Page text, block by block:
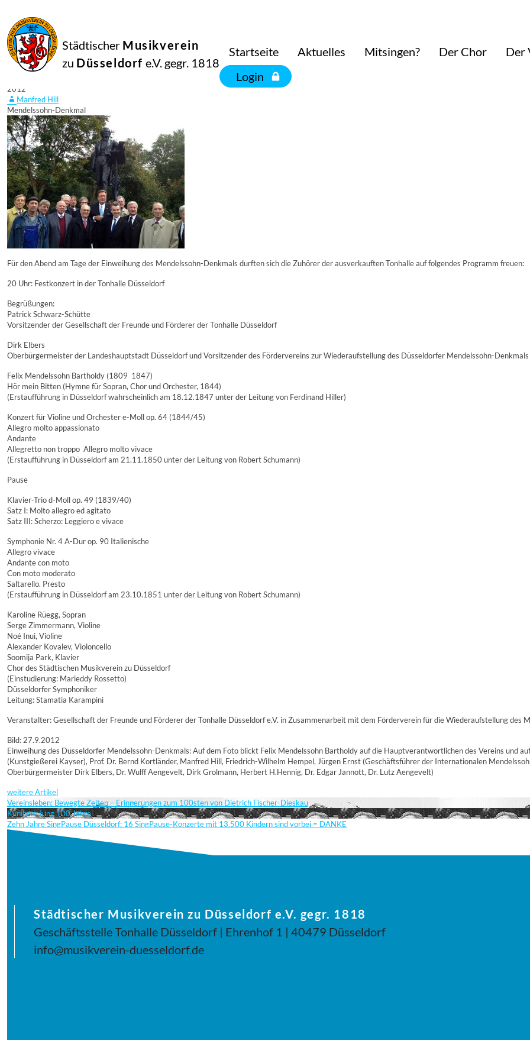
Städtischer Musikverein
zu Düsseldorf e.V. gegr. 1818
Startseite Aktuelles Mitsingen? Der Chor
Der
Login
2012
Manfred Hill
Mendelssohn-Denkmal
Für den Abend am Tage der Einweihung des Mendelssohn-Denkmals durften sich die Zuhörer der ausverkauften Tonhalle auf folgendes Programm freuen:
20 Uhr: Festkonzert in der Tonhalle Düsseldorf
Begrüßungen:
Patrick Schwarz-Schütte
Vorsitzender der Gesellschaft der Freunde und Förderer der Tonhalle Düsseldorf
Dirk Elbers
Oberbürgermeister der Landeshauptstadt Düsseldorf und Vorsitzender des Fördervereins zur Wiederaufstellung des Düsseldorfer Mendelssohn-Denkmals
Felix Mendelssohn Bartholdy (1809  1847)
Hör mein Bitten (Hymne für Sopran, Chor und Orchester, 1844)
(Erstaufführung in Düsseldorf wahrscheinlich am 18.12.1847 unter der Leitung von Ferdinand Hiller)
Konzert für Violine und Orchester e-Moll op. 64 (1844/45)
Allegro molto appassionato
Andante
Allegretto non troppo  Allegro molto vivace
(Erstaufführung in Düsseldorf am 21.11.1850 unter der Leitung von Robert Schumann)
Pause
Klavier-Trio d-Moll op. 49 (1839/40)
Satz I: Molto allegro ed agitato
Satz III: Scherzo: Leggiero e vivace
Symphonie Nr. 4 A-Dur op. 90 Italienische
Allegro vivace
Andante con moto
Con moto moderato
Saltarello. Presto
(Erstaufführung in Düsseldorf am 23.10.1851 unter der Leitung von Robert Schumann)
Karoline Rüegg, Sopran
Serge Zimmermann, Violine
Noé Inui, Violine
Alexander Kovalev, Violoncello
Soomija Park, Klavier
Chor des Städtischen Musikverein zu Düsseldorf
(Einstudierung: Marieddy Rossetto)
Düsseldorfer Symphoniker
Leitung: Stamatia Karampini
Veranstalter: Gesellschaft der Freunde und Förderer der Tonhalle Düsseldorf e.V. in Zusammenarbeit mit dem Förderverein für die Wiederaufstellung des
Bild: 27.9.2012
Einweihung des Düsseldorfer Mendelssohn-Denkmals: Auf dem Foto blickt Felix Mendelssohn Bartholdy auf die Hauptverantwortlichen des Vereins und
(Kunstgießerei Kayser), Prof. Dr. Bernd Kortländer, Manfred Hill, Friedrich-Wilhelm Hempel, Jürgen Ernst (Geschäftsführer der Internationalen
Oberbürgermeister Dirk Elbers, Dr. Wulff Aengevelt, Dirk Grolmann, Herbert H.Hennig, Dr. Edgar Jannott, Dr. Lutz Aengevelt)
weitere Artikel
Vereinsleben: Bewegte Zeiten – Erinnerungen zum 100sten von Dietrich Fischer-Dieskau
Kunibert Jung 100 Jahre
Zehn Jahre SingPause Düsseldorf: 16 SingPause-Konzerte mit 13.500 Kindern sind vorbei = DANKE
Städtischer Musikverein zu Düsseldorf e.V. gegr. 1818
Geschäftsstelle Tonhalle Düsseldorf | Ehrenhof 1 | 40479 Düsseldorf
info@musikverein-duesseldorf.de